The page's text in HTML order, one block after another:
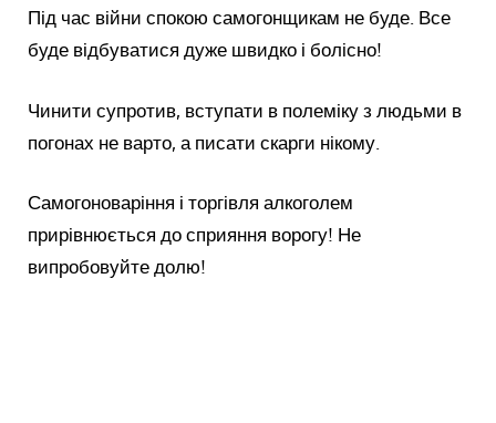
Під час війни спокою самогонщикам не буде. Все
буде відбуватися дуже швидко і болісно!
Чинити супротив, вступати в полеміку з людьми в
погонах не варто, а писати скарги нікому.
Самогоноваріння і торгівля алкоголем
прирівнюється до сприяння ворогу! Не
випробовуйте долю!